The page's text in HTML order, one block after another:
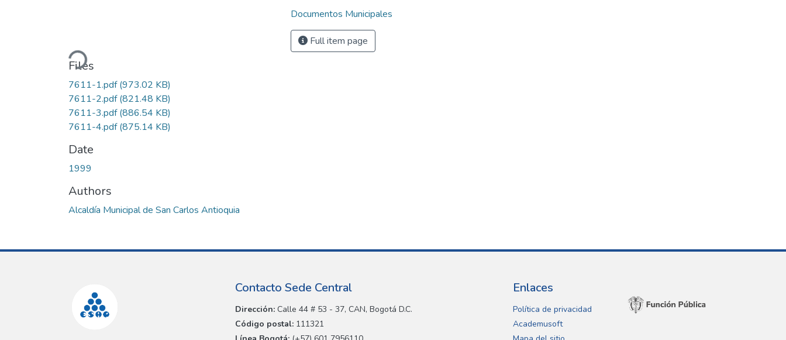
Loading...
Files
7611-1.pdf(973.02 KB)
7611-2.pdf(821.48 KB)
7611-3.pdf(886.54 KB)
7611-4.pdf(875.14 KB)
Date
1999
Authors
Alcaldía Municipal de San Carlos Antioquia
Documentos Municipales
Full item page
Contacto Sede Central
Dirección: Calle 44 # 53 - 37, CAN, Bogotá D.C.
Código postal: 111321
Enlaces
Política de privacidad
Academusoft